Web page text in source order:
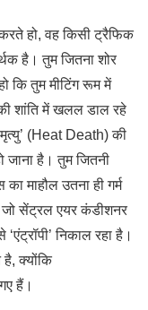
हो, वह किसी ट्रैफिक
है। तुम जितना शोर
कि तुम मीटिंग रूम में
शांति में खलल डाल रहे
(Heat Death) की
है। तुम जितनी
माहौल उतना ही गर्म
जो सेंट्रल एयर कंडीशनर
निकाल रहा है।
क्योंकि
हैं।